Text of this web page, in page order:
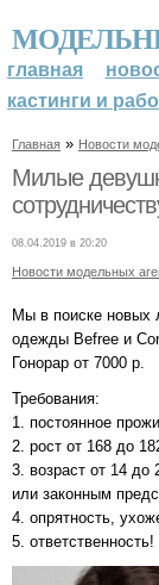
главная
кастинги и
Главная » Новости
Милые
08.04.2019 в 20:20
Новости модельных
Мы в поиске новых
одежды Befree и
Гонорар от 7000 р.
Требования:
1. постоянное
2. рост от 168 до
3. возраст от 14 до
или законным
4. опрятность,
5. ответственность!